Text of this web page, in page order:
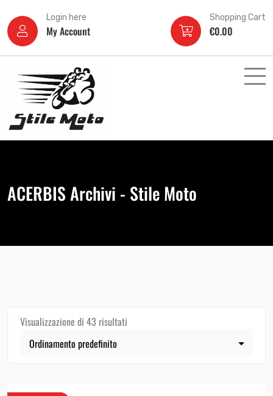
Login here
My Account
Shopping Cart
€0.00
ACERBIS Archivi - Stile Moto
Visualizzazione di 43 risultati